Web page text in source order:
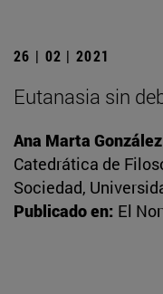
26 | 02 | 2021
Eutanasia sin
Ana Marta González
Catedrática de
Sociedad,
Publicado en: El